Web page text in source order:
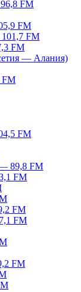
FM
FM
FM
FM
— Алания)
FM
FM
— 89,8 FM
FM
FM
FM
FM